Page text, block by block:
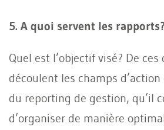
5. A quoi servent les rapports?
Quel est l’objectif visé? De ces
découlent les champs
du reporting de gestion, qu’il
d’organiser de manière